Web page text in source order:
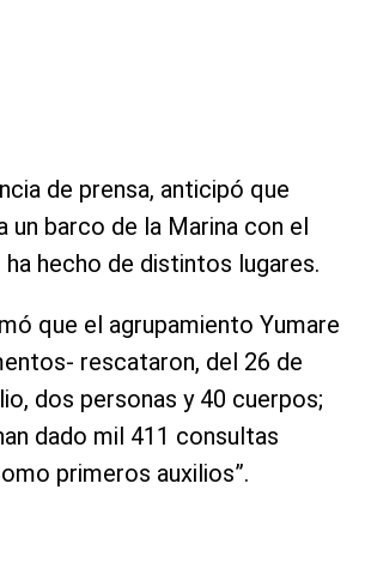
de prensa, anticipó que
un barco de la Marina con el
hecho de distintos lugares.
que el agrupamiento Yumare
rescataron, del 26 de
dos personas y 40 cuerpos;
dado mil 411 consultas
primeros auxilios”.